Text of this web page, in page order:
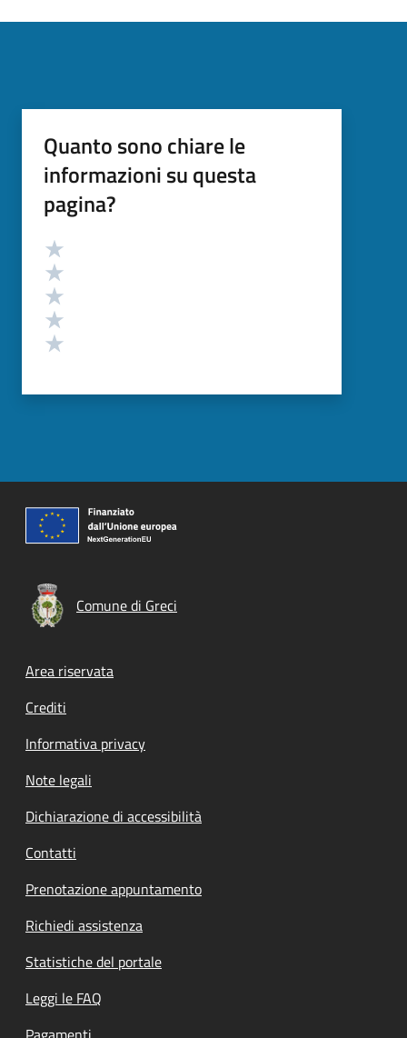
Quanto sono chiare le
informazioni su questa
pagina?
Valutazione
Comune di Greci
Footer menu
Area riservata
Crediti
Informativa privacy
Note legali
Dichiarazione di accessibilità
Contatti
Prenotazione appuntamento
Richiedi assistenza
Statistiche del portale
Leggi le FAQ